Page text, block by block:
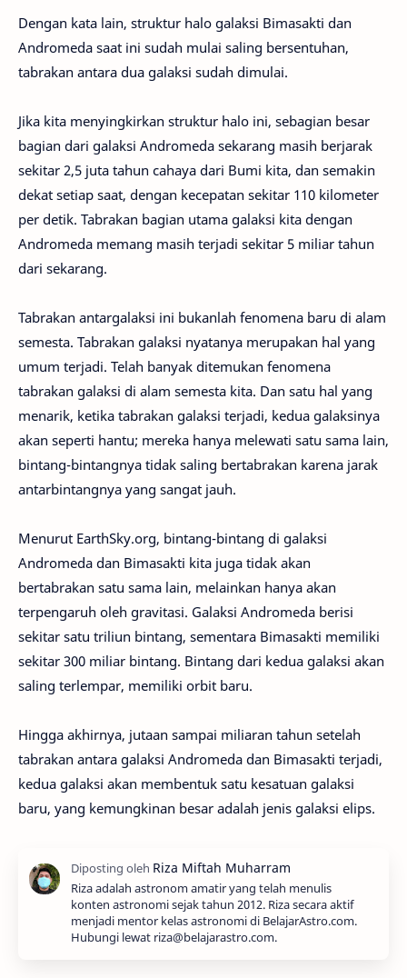
Dengan kata lain, struktur halo galaksi Bimasakti dan
Andromeda saat ini sudah mulai saling bersentuhan,
tabrakan antara dua galaksi sudah dimulai.
Jika kita menyingkirkan struktur halo ini, sebagian besar
bagian dari galaksi Andromeda sekarang masih berjarak
sekitar 2,5 juta tahun cahaya dari Bumi kita, dan semakin
dekat setiap saat, dengan kecepatan sekitar 110 kilometer
per detik. Tabrakan bagian utama galaksi kita dengan
Andromeda memang masih terjadi sekitar 5 miliar tahun
dari sekarang.
Tabrakan antargalaksi ini bukanlah fenomena baru di alam
semesta. Tabrakan galaksi nyatanya merupakan hal yang
umum terjadi. Telah banyak ditemukan fenomena
tabrakan galaksi di alam semesta kita. Dan satu hal yang
menarik, ketika tabrakan galaksi terjadi, kedua galaksinya
akan seperti hantu; mereka hanya melewati satu sama lain,
bintang-bintangnya tidak saling bertabrakan karena jarak
antarbintangnya yang sangat jauh.
Menurut EarthSky.org, bintang-bintang di galaksi
Andromeda dan Bimasakti kita juga tidak akan
bertabrakan satu sama lain, melainkan hanya akan
terpengaruh oleh gravitasi. Galaksi Andromeda berisi
sekitar satu triliun bintang, sementara Bimasakti memiliki
sekitar 300 miliar bintang. Bintang dari kedua galaksi akan
saling terlempar, memiliki orbit baru.
Hingga akhirnya, jutaan sampai miliaran tahun setelah
tabrakan antara galaksi Andromeda dan Bimasakti terjadi,
kedua galaksi akan membentuk satu kesatuan galaksi
baru, yang kemungkinan besar adalah jenis galaksi elips.
Riza adalah astronom amatir yang telah menulis
konten astronomi sejak tahun 2012. Riza secara aktif
menjadi mentor kelas astronomi di BelajarAstro.com.
Hubungi lewat riza@belajarastro.com.